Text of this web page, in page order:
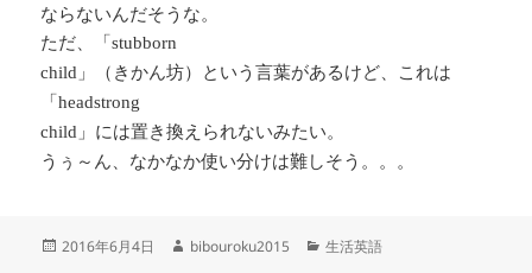
ならないんだそうな。
ただ、「stubborn
child 」（きかん坊）という言葉があるけど、これは
「headstrong
child 」には置き換えられないみたい。
うぅ～ん、なかなか使い分けは難しそう。。。
投
2016年6月4日
作
bibouroku2015
カ
生活英語